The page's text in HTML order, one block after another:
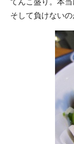
てんこ盛り。本
そして負けない